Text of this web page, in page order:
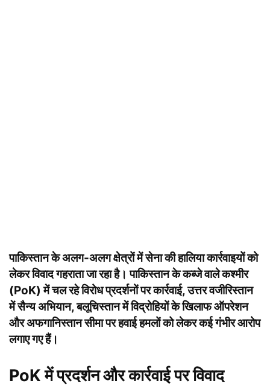
पाकिस्तान के अलग-अलग क्षेत्रों में सेना की हालिया कार्रवाइयों को
लेकर विवाद गहराता जा रहा है। पाकिस्तान के कब्जे वाले कश्मीर
(PoK) में चल रहे विरोध प्रदर्शनों पर कार्रवाई, उत्तर वजीरिस्तान
में सैन्य अभियान, बलूचिस्तान में विद्रोहियों के खिलाफ ऑपरेशन
और अफगानिस्तान सीमा पर हवाई हमलों को लेकर कई गंभीर आरोप
लगाए गए हैं।
PoK में प्रदर्शन और कार्रवाई पर विवाद